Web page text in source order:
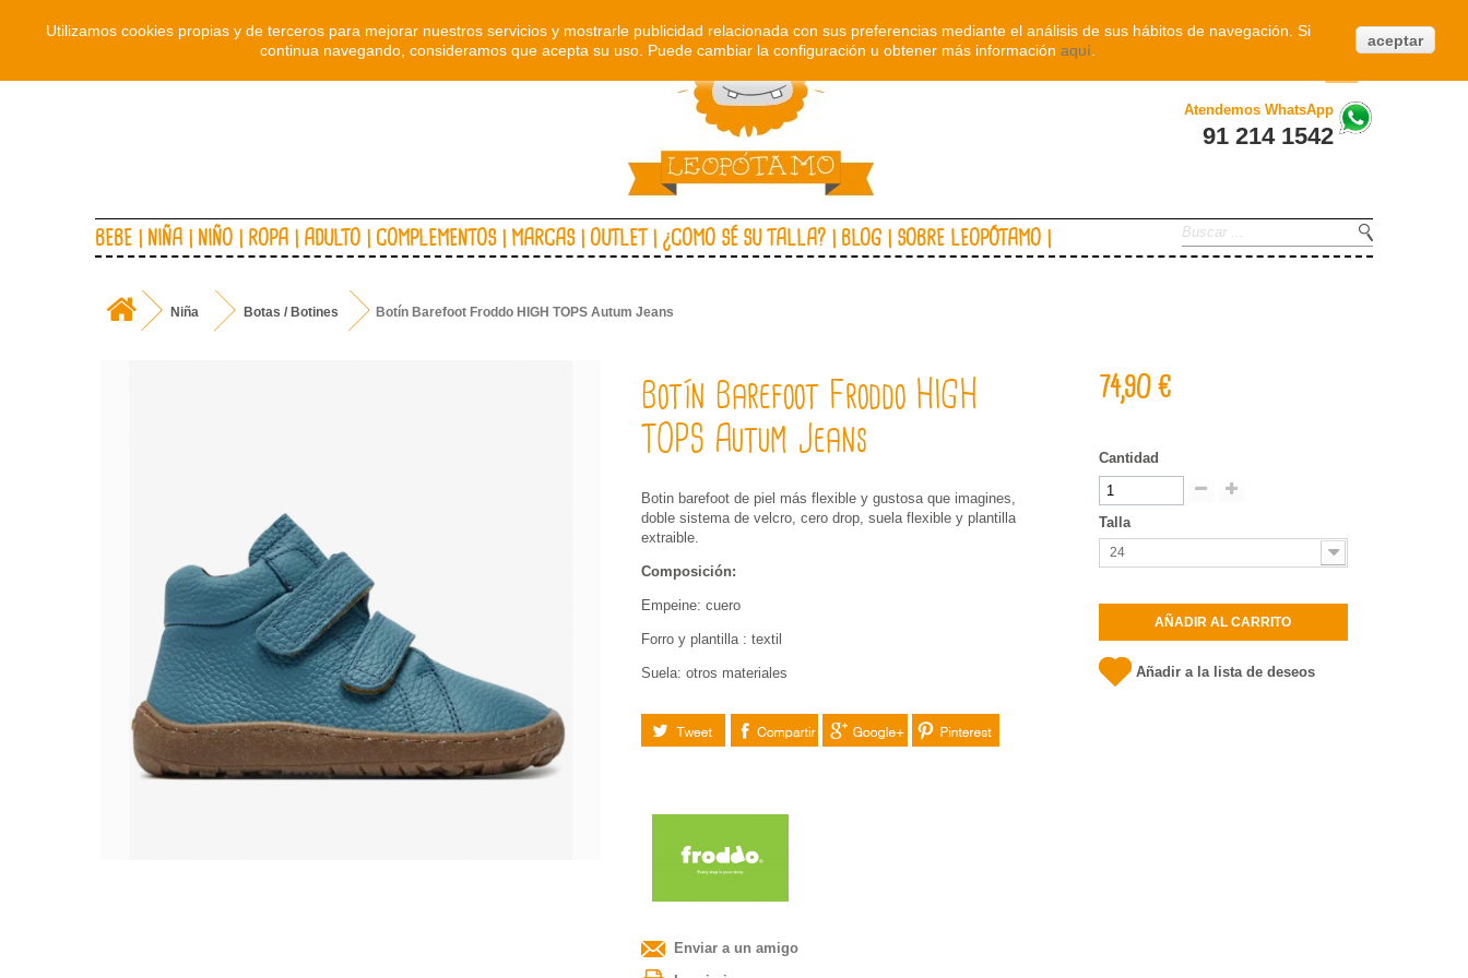
Atendemos WhatsApp
91 214 1542
BEBE NIÑA NIÑO ROPA ADULTO COMPLEMENTOS MARCAS OUTLET ¿COMO SÉ SU TALLA? BLOG SOBRE LEOPÓTAMO
Niña Botas / Botines Botín Barefoot Froddo HIGH TOPS Autum Jeans
Botín Barefoot Froddo HIGH
TOPS Autum Jeans
Botin barefoot de piel más flexible y gustosa que imagines,
doble sistema de velcro, cero drop, suela flexible y plantilla
extraible.
Composición:
Empeine: cuero
Forro y plantilla : textil
Suela: otros materiales
Tuitear Compartir Google+ Pinterest
Enviar a un amigo
74,90 €
Cantidad
Talla
24
AÑADIR AL CARRITO
Añadir a la lista de deseos
Utilizamos cookies propias y de terceros para mejorar nuestros servicios y mostrarle publicidad relacionada con sus preferencias mediante el análisis de sus hábitos de navegación. Si
continua navegando, consideramos que acepta su uso. Puede cambiar la configuración u obtener más información aquí
aceptar